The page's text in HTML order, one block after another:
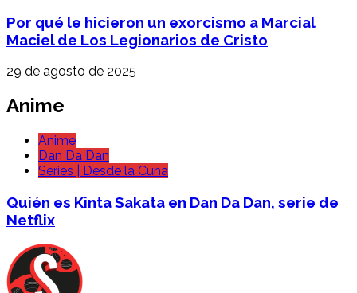
Por qué le hicieron un exorcismo a Marcial
Maciel de Los Legionarios de Cristo
29 de agosto de 2025
Anime
Anime
Dan Da Dan
Series | Desde la Cuna
Quién es Kinta Sakata en Dan Da Dan, serie de
Netflix